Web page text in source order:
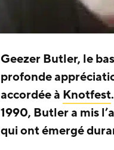
Geezer Butler, le
profonde
accordée à Knotfest
1990, Butler a mis
qui ont émergé